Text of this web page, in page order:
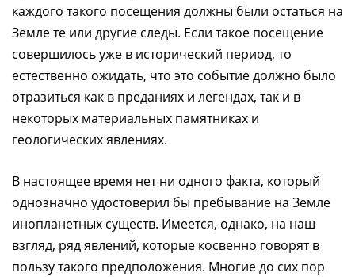
каждого такого посещения должны были остаться на
Земле те или другие следы. Если такое посещение
совершилось уже в исторический период, то
естественно ожидать, что это событие должно было
отразиться как в преданиях и легендах, так и в
некоторых материальных памятниках и
геологических явлениях.
В настоящее время нет ни одного факта, который
однозначно удостоверил бы пребывание на Земле
инопланетных существ. Имеется, однако, на наш
взгляд, ряд явлений, которые косвенно говорят в
пользу такого предположения. Многие до сих пор